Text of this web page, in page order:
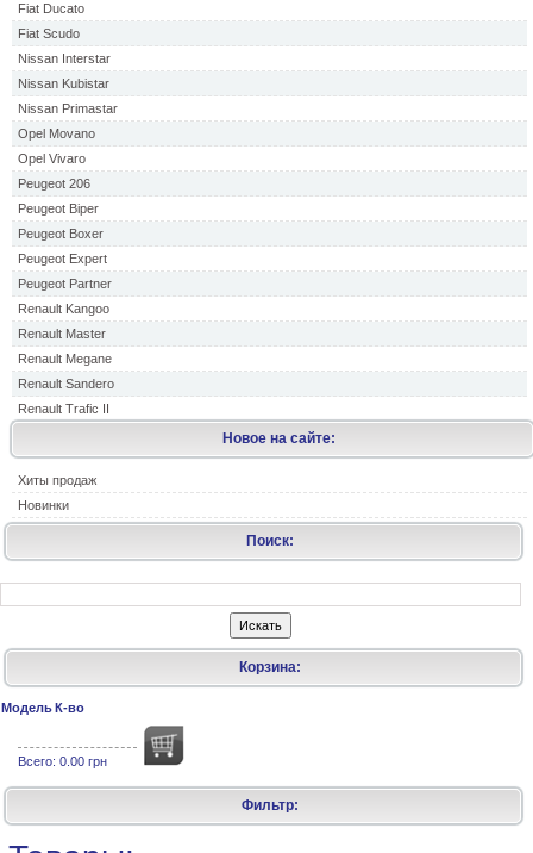
Fiat Ducato
Fiat Scudo
Nissan Interstar
Nissan Kubistar
Nissan Primastar
Opel Movano
Opel Vivaro
Peugeot 206
Peugeot Biper
Peugeot Boxer
Peugeot Expert
Peugeot Partner
Renault Kangoo
Renault Master
Renault Megane
Renault Sandero
Renault Trafic II
Новое на сайте:
Хиты продаж
Новинки
Поиск:
Корзина:
Модель К-во
Всего: 0.00 грн
Фильтр: